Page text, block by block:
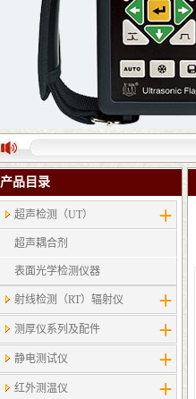
产品目录
超声检测（UT）
超声耦合剂
表面光学检测仪器
射线检测（RT）辐射仪
测厚仪系列及配件
静电测试仪
红外测温仪